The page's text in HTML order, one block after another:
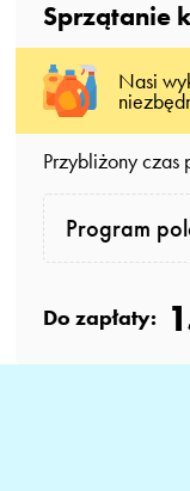
Sprzątanie
Nasi
Przybliżony czas
Program
Do zapłaty: